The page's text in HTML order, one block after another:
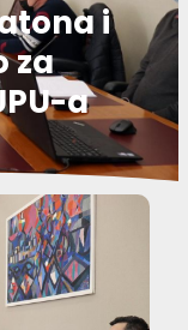
i
za
a